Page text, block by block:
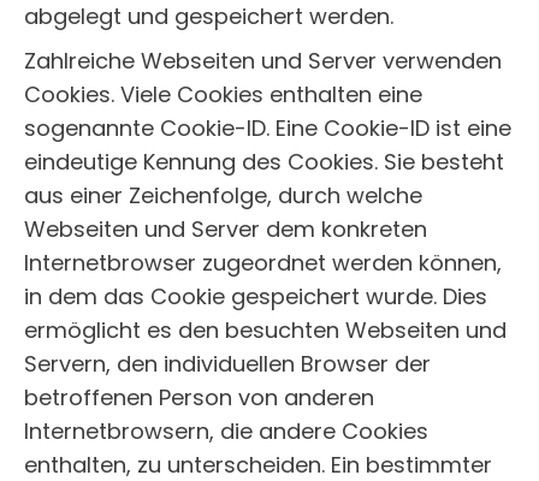
abgelegt und gespeichert werden.
Zahlreiche Webseiten und Server verwenden
Cookies. Viele Cookies enthalten eine
sogenannte Cookie-ID. Eine Cookie-ID ist eine
eindeutige Kennung des Cookies. Sie besteht
aus einer Zeichenfolge, durch welche
Webseiten und Server dem konkreten
Internetbrowser zugeordnet werden können,
in dem das Cookie gespeichert wurde. Dies
ermöglicht es den besuchten Webseiten und
Servern, den individuellen Browser der
betroffenen Person von anderen
Internetbrowsern, die andere Cookies
enthalten, zu unterscheiden. Ein bestimmter